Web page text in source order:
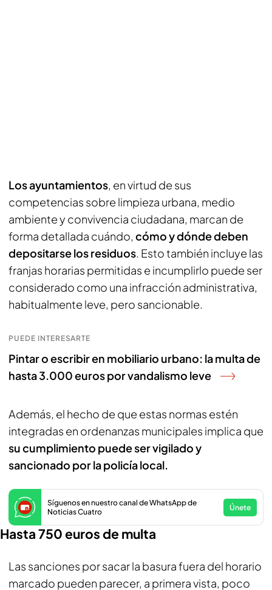
Los ayuntamientos, en virtud de sus
competencias sobre limpieza urbana, medio
ambiente y convivencia ciudadana, marcan de
forma detallada cuándo, cómo y dónde deben
depositarse los residuos. Esto también incluye las
franjas horarias permitidas e incumplirlo puede ser
considerado como una infracción administrativa,
habitualmente leve, pero sancionable.
PUEDE INTERESARTE
Pintar o escribir en mobiliario urbano: la multa de
hasta 3.000 euros por vandalismo leve
Además, el hecho de que estas normas estén
integradas en ordenanzas municipales implica que
su cumplimiento puede ser vigilado y
sancionado por la policía local.
Síguenos en nuestro canal de WhatsApp de
Noticias Cuatro
Únete
Hasta 750 euros de multa
Las sanciones por sacar la basura fuera del horario
marcado pueden parecer, a primera vista, poco